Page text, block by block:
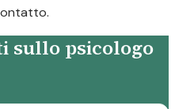
sullo psicologo